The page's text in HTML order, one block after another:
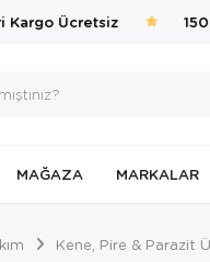
Ücretsiz
MAĞAZA MARKALAR
Kene, Pire & Parazit